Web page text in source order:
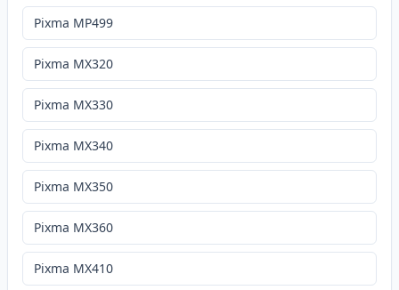
Pixma MP499
Pixma MX320
Pixma MX330
Pixma MX340
Pixma MX350
Pixma MX360
Pixma MX410